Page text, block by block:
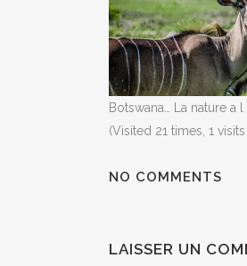
Botswana… La nature a
(Visited 21 times, 1
NO COMMENTS
LAISSER UN